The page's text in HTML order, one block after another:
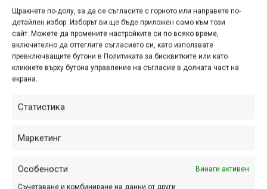
Щракнете по-долу, за да се съгласите с горното или направете по-
детайлен избор. Изборът ви ще бъде приложен само към този
сайт. Можете да промените настройките си по всяко време,
включително да оттеглите съгласието си, като използвате
превключващите бутони в Политиката за бисквитките или като
кликнете върху бутона управление на съгласие в долната част на
екрана.
Статистика
Маркетинг
Особености Винаги активен
Съчетаване и комбиниране на данни от други
Реклама
Етикети:
Предишна
ПАРТНЬОРИ